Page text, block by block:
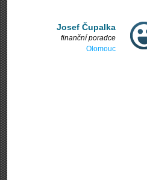
Josef Čupalka
finanční poradce
Olomouc